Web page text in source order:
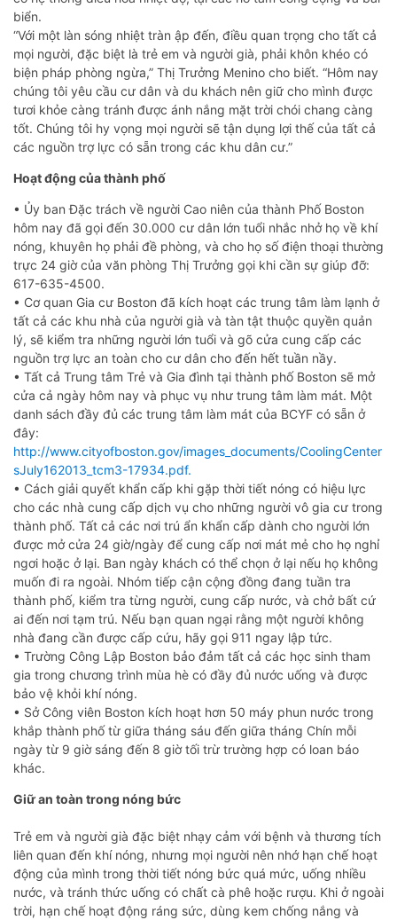
biển.
“Với một làn sóng nhiệt tràn ập đến, điều quan trọng cho tất cả
mọi người, đặc biệt là trẻ em và người già, phải khôn khéo có
biện pháp phòng ngừa,” Thị Trưởng Menino cho biết. “Hôm nay
chúng tôi yêu cầu cư dân và du khách nên giữ cho mình được
tươi khỏe càng tránh được ánh nắng mặt trời chói chang càng
tốt. Chúng tôi hy vọng mọi người sẽ tận dụng lợi thế của tất cả
các nguồn trợ lực có sẵn trong các khu dân cư.”
Hoạt động của thành phố
• Ủy ban Đặc trách về người Cao niên của thành Phố Boston
hôm nay đã gọi đến 30.000 cư dân lớn tuổi nhắc nhở họ về khí
nóng, khuyên họ phải đề phòng, và cho họ số điện thoại thường
trực 24 giờ của văn phòng Thị Trưởng gọi khi cần sự giúp đỡ:
617-635-4500.
• Cơ quan Gia cư Boston đã kích hoạt các trung tâm làm lạnh ở
tất cả các khu nhà của người già và tàn tật thuộc quyền quản
lý, sẽ kiểm tra những người lớn tuổi và gõ cửa cung cấp các
nguồn trợ lực an toàn cho cư dân cho đến hết tuần nầy.
• Tất cả Trung tâm Trẻ và Gia đình tại thành phố Boston sẽ mở
cửa cả ngày hôm nay và phục vụ như trung tâm làm mát. Một
danh sách đầy đủ các trung tâm làm mát của BCYF có sẵn ở
đây:
http://www.cityofboston.gov/images_documents/CoolingCenter
sJuly162013_tcm3-17934.pdf.
• Cách giải quyết khẩn cấp khi gặp thời tiết nóng có hiệu lực
cho các nhà cung cấp dịch vụ cho những người vô gia cư trong
thành phố. Tất cả các nơi trú ẩn khẩn cấp dành cho người lớn
được mở cửa 24 giờ/ngày để cung cấp nơi mát mẻ cho họ nghỉ
ngơi hoặc ở lại. Ban ngày khách có thể chọn ở lại nếu họ không
muốn đi ra ngoài. Nhóm tiếp cận cộng đồng đang tuần tra
thành phố, kiểm tra từng người, cung cấp nước, và chở bất cứ
ai đến nơi tạm trú. Nếu bạn quan ngại rằng một người không
nhà đang cần được cấp cứu, hãy gọi 911 ngay lập tức.
• Trường Công Lập Boston bảo đảm tất cả các học sinh tham
gia trong chương trình mùa hè có đầy đủ nước uống và được
bảo vệ khỏi khí nóng.
• Sở Công viên Boston kích hoạt hơn 50 máy phun nước trong
khắp thành phố từ giữa tháng sáu đến giữa tháng Chín mỗi
ngày từ 9 giờ sáng đến 8 giờ tối trừ trường hợp có loan báo
khác.
Giữ an toàn trong nóng bức
Trẻ em và người già đặc biệt nhạy cảm với bệnh và thương tích
liên quan đến khí nóng, nhưng mọi người nên nhớ hạn chế hoạt
động của mình trong thời tiết nóng bức quá mức, uống nhiều
nước, và tránh thức uống có chất cà phê hoặc rượu. Khi ở ngoài
trời, hạn chế hoạt động ráng sức, dùng kem chống nắng và